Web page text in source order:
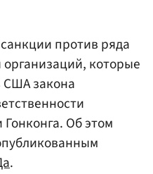
против ряда
которые
закона
Об этом
.